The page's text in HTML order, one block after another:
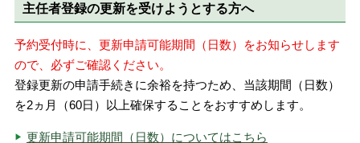
主任者登録の更新を受けようとする方へ
予約受付時に、更新申請可能期間（日数）をお知らせします
ので、必ずご確認ください。
登録更新の申請手続きに余裕を持つため、当該期間（日数）
を2ヵ月（60日）以上確保することをおすすめします。
更新申請可能期間（日数）についてはこちら